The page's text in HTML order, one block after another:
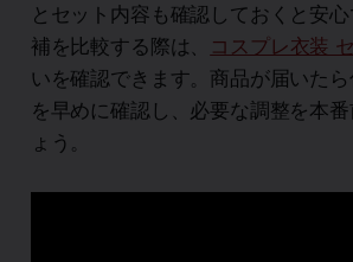
とセット内容も確認しておくと安
補を比較する際は、
コスプレ衣装
いを確認できます。商品が届いた
を早めに確認し、必要な調整を本
ょう。